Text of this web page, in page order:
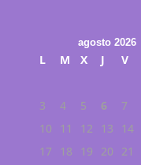
agosto 2026
L M X J V
3
4 5 6 7
10
11 12 13 14
17
18 19 20 21